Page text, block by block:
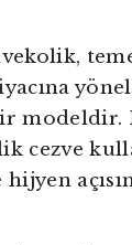
modeldir.
cezve
hijyen